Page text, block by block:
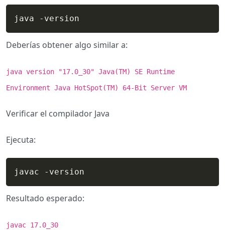
java -version
Deberías obtener algo similar a:
java version "17.0_30" Java(TM) SE Runtime
Environment Java HotSpot(TM) 64-Bit Server VM
Verificar el compilador Java
Ejecuta:
javac -version
Resultado esperado:
javac 17.0_30